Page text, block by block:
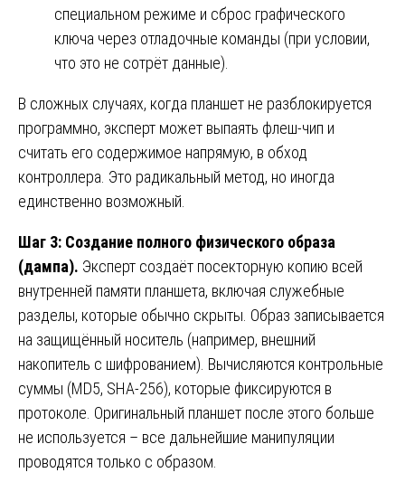
специальном режиме и сброс графического
ключа через отладочные команды (при условии,
что это не сотрёт данные).
В сложных случаях, когда планшет не разблокируется
программно, эксперт может выпаять флеш-чип и
считать его содержимое напрямую, в обход
контроллера. Это радикальный метод, но иногда
единственно возможный.
Шаг 3: Создание полного физического образа
(дампа). Эксперт создаёт посекторную копию всей
внутренней памяти планшета, включая служебные
разделы, которые обычно скрыты. Образ записывается
на защищённый носитель (например, внешний
накопитель с шифрованием). Вычисляются контрольные
суммы (MD5, SHA-256), которые фиксируются в
протоколе. Оригинальный планшет после этого больше
не используется – все дальнейшие манипуляции
проводятся только с образом.